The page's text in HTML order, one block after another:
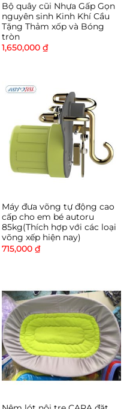
Bộ quây cũi Nhựa Gấp Gọn
nguyên sinh Kinh Khí Cầu
Tặng Thảm xốp và Bóng
tròn
1,650,000 ₫
Máy đưa võng tự động cao
cấp cho em bé autoru
85kg(Thích hợp với các loại
võng xếp hiện nay)
715,000 ₫